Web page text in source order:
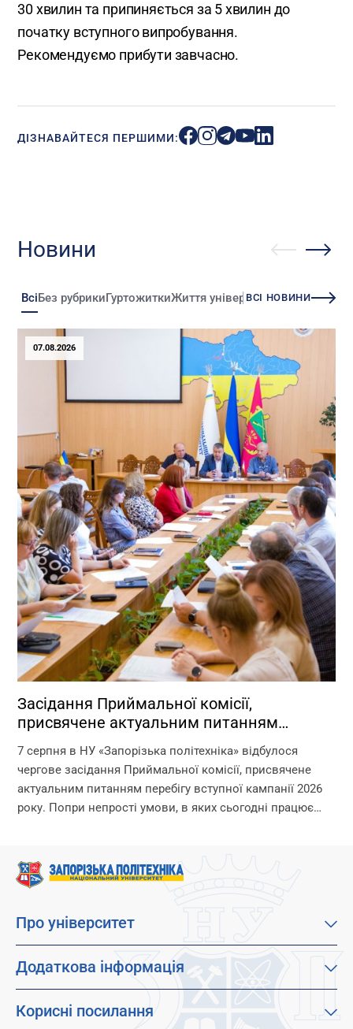
30 хвилин та припиняється за 5 хвилин до
початку вступного випробування.
Рекомендуємо прибути завчасно.
ДІЗНАВАЙТЕСЯ ПЕРШИМИ:
Новини
ВсіБез рубрикиГуртожиткиЖиття університетуЗміни
ВСІ НОВИНИ
07.08.2026
Засідання Приймальної комісії,
присвячене актуальним питанням
перебігу вступної кампанії 2026 року
7 серпня в НУ «Запорізька політехніка» відбулося
чергове засідання Приймальної комісії, присвячене
актуальним питанням перебігу вступної кампанії 2026
року. Попри непрості умови, в яких сьогодні працює
Про університет
Місія, візія та цінності
Факультети
Додаткова інформація
Дистанційне навчання
Корисні посилання